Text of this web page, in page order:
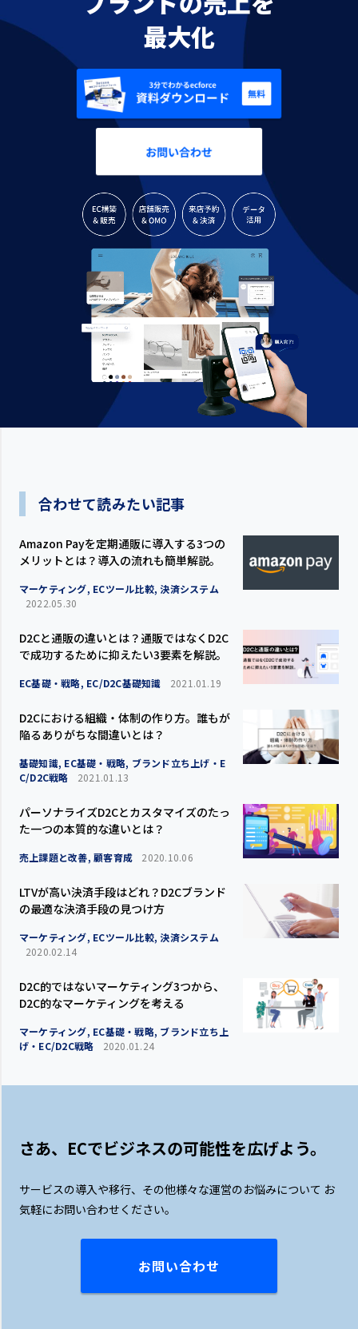
最大化
合わせて読みたい記事
Amazon Payを定期通販に導入する3つの
メリットとは？導入の流れも簡単解説。
マーケティング, ECツール比較, 決済システム
2022.05.30
D2Cと通販の違いとは？通販ではなくD2C
で成功するために抑えたい3要素を解説。
EC基礎・戦略, EC/D2C基礎知識 2021.01.19
D2Cにおける組織・体制の作り方。誰もが
陥るありがちな間違いとは？
基礎知識, EC基礎・戦略, ブランド立ち上げ・E
C/D2C戦略
2021.01.13
パーソナライズD2Cとカスタマイズのたっ
た一つの本質的な違いとは？
売上課題と改善, 顧客育成 2020.10.06
LTVが高い決済手段はどれ？D2Cブランド
の最適な決済手段の見つけ方
マーケティング, ECツール比較, 決済システム
2020.02.14
D2C的ではないマーケティング3つから、
D2C的なマーケティングを考える
マーケティング, EC基礎・戦略, ブランド立ち上
げ・EC/D2C戦略
2020.01.24
さあ、ECでビジネスの可能性を広げよう。
サービスの導入や移行、その他様々な運営のお悩みについて お
気軽にお問い合わせください。
お問い合わせ